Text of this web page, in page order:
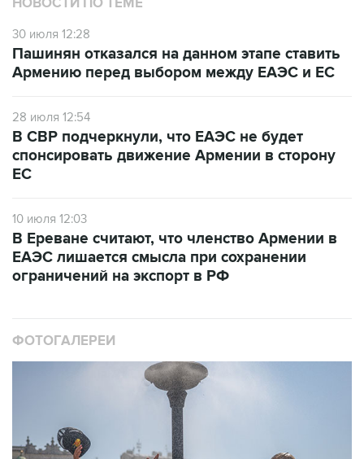
НОВОСТИ ПО ТЕМЕ
30 июля 12:28
Пашинян отказался на данном этапе ставить
Армению перед выбором между ЕАЭС и ЕС
28 июля 12:54
В СВР подчеркнули, что ЕАЭС не будет
спонсировать движение Армении в сторону
ЕС
10 июля 12:03
В Ереване считают, что членство Армении в
ЕАЭС лишается смысла при сохранении
ограничений на экспорт в РФ
ФОТОГАЛЕРЕИ